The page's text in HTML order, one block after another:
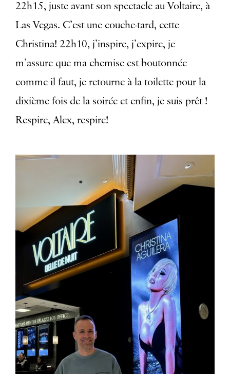
22h15, juste avant son spectacle au Voltaire, à
Las Vegas. C’est une couche-tard, cette
Christina! 22h10, j’inspire, j’expire, je
m’assure que ma chemise est boutonnée
comme il faut, je retourne à la toilette pour la
dixième fois de la soirée et enfin, je suis prêt !
Respire, Alex, respire!